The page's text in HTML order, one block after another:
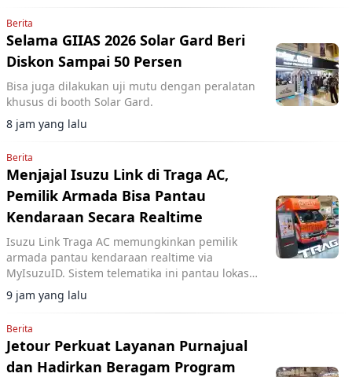
Berita
Selama GIIAS 2026 Solar Gard Beri
Diskon Sampai 50 Persen
Bisa juga dilakukan uji mutu dengan peralatan
khusus di booth Solar Gard.
8 jam yang lalu
Berita
Menjajal Isuzu Link di Traga AC,
Pemilik Armada Bisa Pantau
Kendaraan Secara Realtime
Isuzu Link Traga AC memungkinkan pemilik
armada pantau kendaraan realtime via
MyIsuzuID. Sistem telematika ini pantau lokasi,
kecepatan, dan operasional kendaraan.
9 jam yang lalu
Berita
Jetour Perkuat Layanan Purnajual
dan Hadirkan Beragam Program